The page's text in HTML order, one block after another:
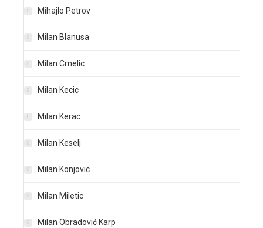
Mihajlo Petrov
Milan Blanusa
Milan Cmelic
Milan Kecic
Milan Kerac
Milan Keselj
Milan Konjovic
Milan Miletic
Milan Obradović Karp